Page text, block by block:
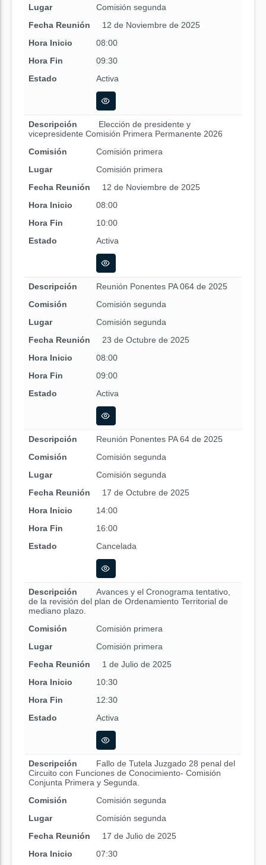
Lugar
Comisión segunda
Fecha Reunión
12 de Noviembre de 2025
Hora Inicio
08:00
Hora Fin
09:30
Estado
Activa
Descripción
Elección de presidente y
vicepresidente Comisión Primera Permanente 2026
Comisión
Comisión primera
Lugar
Comisión primera
Fecha Reunión
12 de Noviembre de 2025
Hora Inicio
08:00
Hora Fin
10:00
Estado
Activa
Descripción
Reunión Ponentes PA 064 de 2025
Comisión
Comisión segunda
Lugar
Comisión segunda
Fecha Reunión
23 de Octubre de 2025
Hora Inicio
08:00
Hora Fin
09:00
Estado
Activa
Descripción
Reunión Ponentes PA 64 de 2025
Comisión
Comisión segunda
Lugar
Comisión segunda
Fecha Reunión
17 de Octubre de 2025
Hora Inicio
14:00
Hora Fin
16:00
Estado
Cancelada
Descripción
Avances y el Cronograma tentativo,
de la revisión del plan de Ordenamiento Territorial de
mediano plazo.
Comisión
Comisión primera
Lugar
Comisión primera
Fecha Reunión
1 de Julio de 2025
Hora Inicio
10:30
Hora Fin
12:30
Estado
Activa
Descripción
Fallo de Tutela Juzgado 28 penal del
Circuito con Funciones de Conocimiento- Comisión
Conjunta Primera y Segunda.
Comisión
Comisión segunda
Lugar
Comisión segunda
Fecha Reunión
17 de Julio de 2025
Hora Inicio
07:30